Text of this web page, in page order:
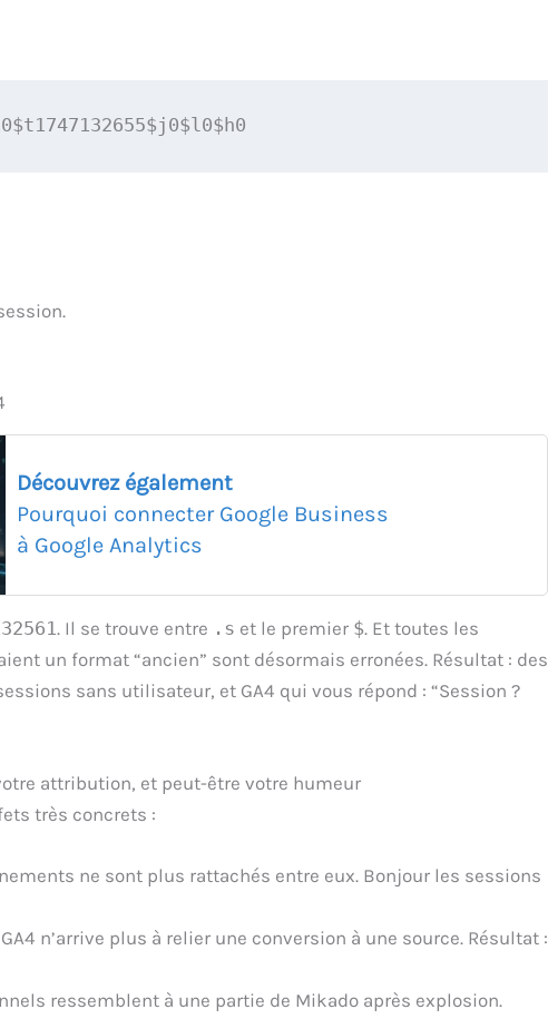
Découvrez également
Pourquoi connecter Google Business
à Google Analytics
. Il se trouve entre .s et le premier $. Et toutes les
un format “ancien” sont désormais erronées. Résultat : des
sans utilisateur, et GA4 qui vous répond : “Session ?
attribution, et peut-être votre humeur
très concrets :
ne sont plus rattachés entre eux. Bonjour les sessions
n’arrive plus à relier une conversion à une source. Résultat :
ressemblent à une partie de Mikado après explosion.